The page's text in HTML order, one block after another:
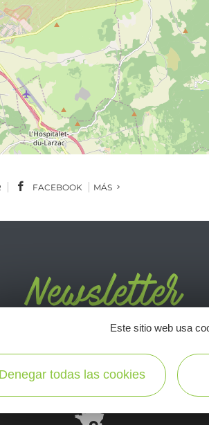
FACEBOOK MÁS
Este sitio web usa
Denegar todas las cookies